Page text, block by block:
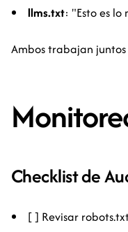
llms.txt: "Esto es
Ambos trabajan
Checklist de
[ ] Revisar